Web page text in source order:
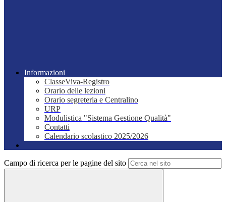
Informazioni
ClasseViva-Registro
Orario delle lezioni
Orario segreteria e Centralino
URP
Modulistica "Sistema Gestione Qualità"
Contatti
Calendario scolastico 2025/2026
Campo di ricerca per le pagine del sito